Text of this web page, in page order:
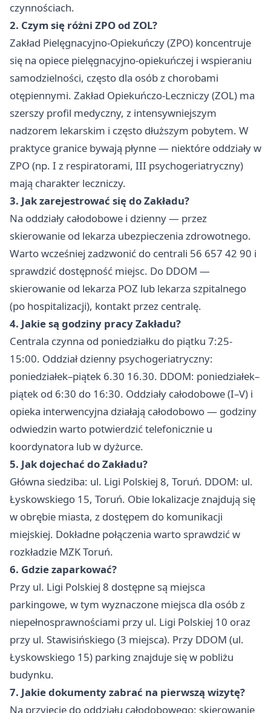
czynnościach.
2. Czym się różni ZPO od ZOL?
Zakład Pielęgnacyjno-Opiekuńczy (ZPO) koncentruje
się na opiece pielęgnacyjno-opiekuńczej i wspieraniu
samodzielności, często dla osób z chorobami
otępiennymi. Zakład Opiekuńczo-Leczniczy (ZOL) ma
szerszy profil medyczny, z intensywniejszym
nadzorem lekarskim i często dłuższym pobytem. W
praktyce granice bywają płynne — niektóre oddziały w
ZPO (np. I z respiratorami, III psychogeriatryczny)
mają charakter leczniczy.
3. Jak zarejestrować się do Zakładu?
Na oddziały całodobowe i dzienny — przez
skierowanie od lekarza ubezpieczenia zdrowotnego.
Warto wcześniej zadzwonić do centrali 56 657 42 90 i
sprawdzić dostępność miejsc. Do DDOM —
skierowanie od lekarza POZ lub lekarza szpitalnego
(po hospitalizacji), kontakt przez centralę.
4. Jakie są godziny pracy Zakładu?
Centrala czynna od poniedziałku do piątku 7:25-
15:00. Oddział dzienny psychogeriatryczny:
poniedziałek–piątek 6.30 16.30. DDOM: poniedziałek–
piątek od 6:30 do 16:30. Oddziały całodobowe (I–V) i
opieka interwencyjna działają całodobowo — godziny
odwiedzin warto potwierdzić telefonicznie u
koordynatora lub w dyżurce.
5. Jak dojechać do Zakładu?
Główna siedziba: ul. Ligi Polskiej 8, Toruń. DDOM: ul.
Łyskowskiego 15, Toruń. Obie lokalizacje znajdują się
w obrębie miasta, z dostępem do komunikacji
miejskiej. Dokładne połączenia warto sprawdzić w
rozkładzie MZK Toruń.
6. Gdzie zaparkować?
Przy ul. Ligi Polskiej 8 dostępne są miejsca
parkingowe, w tym wyznaczone miejsca dla osób z
niepełnosprawnościami przy ul. Ligi Polskiej 10 oraz
przy ul. Stawisińskiego (3 miejsca). Przy DDOM (ul.
Łyskowskiego 15) parking znajduje się w pobliżu
budynku.
7. Jakie dokumenty zabrać na pierwszą wizytę?
Na przyjęcie do oddziału całodobowego: skierowanie